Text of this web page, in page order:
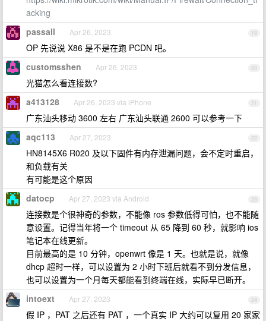
acking
19
passall Apr 26, 2023
OP 先说说 X86 是不是在跑 PCDN 吧。
20
customsshen Apr 26, 2023
光猫怎么看连接数?
21
a413128 Apr 26, 2023 via iPhone
广东汕头移动 3600 左右 广东汕头联通 2600 可以参考一下
22
aqc113 Apr 27, 2023
HN8145X6 R020 及以下固件有内存泄漏问题，会不定时重启，
和负载有关
有可能是这个原因
23
datocp Apr 27, 2023 via Android
连接数是个很神奇的参数，不能像 ros 参数低得可怕，也不能随
意设置。记得当年将一个 timeout 从 65 降到 60 秒，就影响 ios
笔记本在线更新。
目前最高的是 10 分钟，openwrt 像是 1 天。也就是说，就像
dhcp 超时一样，可以设置为 2 小时下班后就看不到分发信息，
也可以设置为一个月每天都能看到终端在线，实际早已断开。
24
intoext Apr 27, 2023
假 IP ，PAT 之后还有 PAT ，一个真实 IP 大约可以复用 20 家家